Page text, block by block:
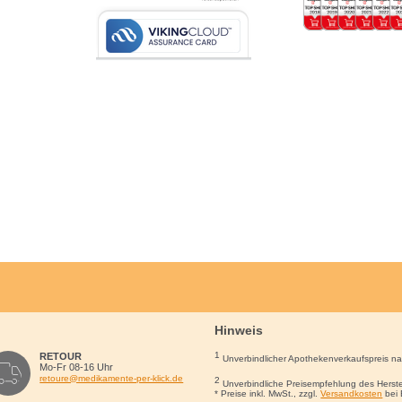
RETOUR
Mo-Fr 08-16 Uhr
retoure@medikamente-per-klick.de
Hinweis
1 Unverbindlicher Apothekenverkaufspreis
2 Unverbindliche Preisempfehlung des
* Preise inkl. MwSt., zzgl.Versandkosten bei